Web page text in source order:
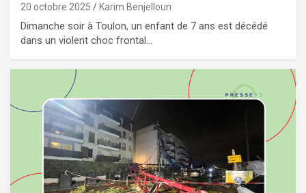
20 octobre 2025 Karim Benjelloun
Dimanche soir à Toulon, un enfant de 7 ans est décédé
dans un violent choc frontal…